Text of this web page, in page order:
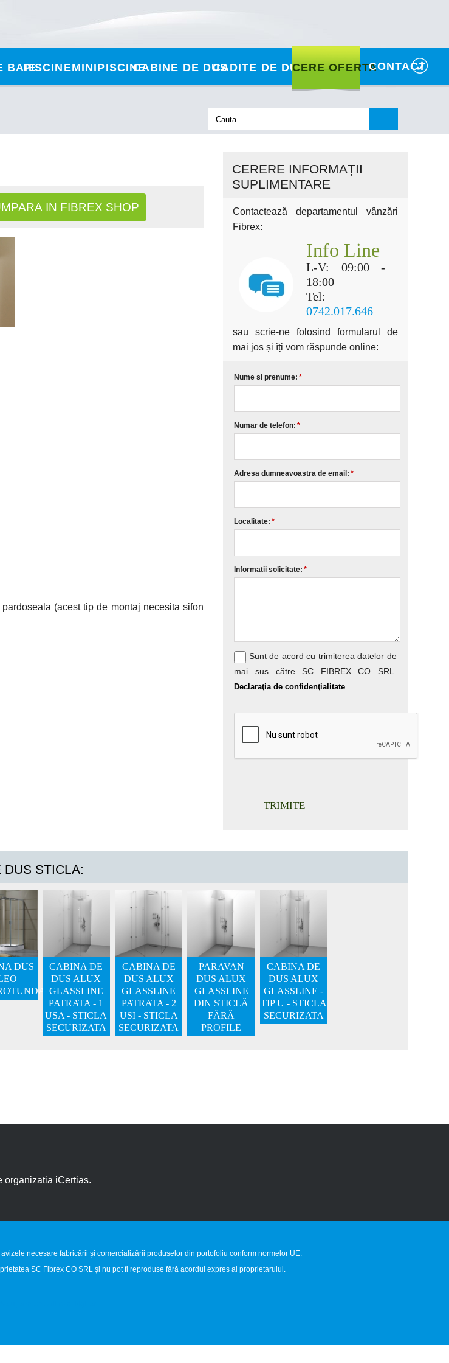
BAIEPISCINEMINIPISCINECABINE DE DUSCADITE DE DUSCERE OFERTACONTACT
IN FIBREX SHOP
(acest tip de montaj necesita sifon
CERERE INFORMAȚII
SUPLIMENTARE
Contactează departamentul vânzări
Fibrex:
Info Line
L-V: 09:00 -
18:00
Tel:
0742.017.646
sau scrie-ne folosind formularul de
mai jos și îți vom răspunde online:
Nume si prenume: *
Numar de telefon: *
Adresa dumneavoastra de email: *
Localitate: *
Informatii solicitate: *
Sunt de acord cu trimiterea datelor de
mai sus către SC FIBREX CO SRL.
Declaraţia de confidenţialitate
DUS STICLA:
DUS
CABINA DE
DUS ALUX
GLASSLINE
PATRATA - 1
USA - STICLA
SECURIZATA
CABINA DE
DUS ALUX
GLASSLINE
PATRATA - 2
USI - STICLA
SECURIZATA
PARAVAN
DUS ALUX
GLASSLINE
DIN STICLĂ
FĂRĂ
PROFILE
CABINA DE
DUS ALUX
GLASSLINE -
TIP U - STICLA
SECURIZATA
organizatia iCertias.
necesare fabricării și comercializării produselor din portofoliu conform normelor UE.
SC Fibrex CO SRL și nu pot fi reproduse fără acordul expres al proprietarului.